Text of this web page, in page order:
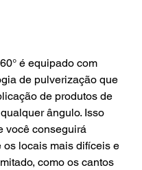
é equipado com
de pulverização que
de produtos de
ângulo. Isso
você conseguirá
os locais mais difíceis e
como os cantos